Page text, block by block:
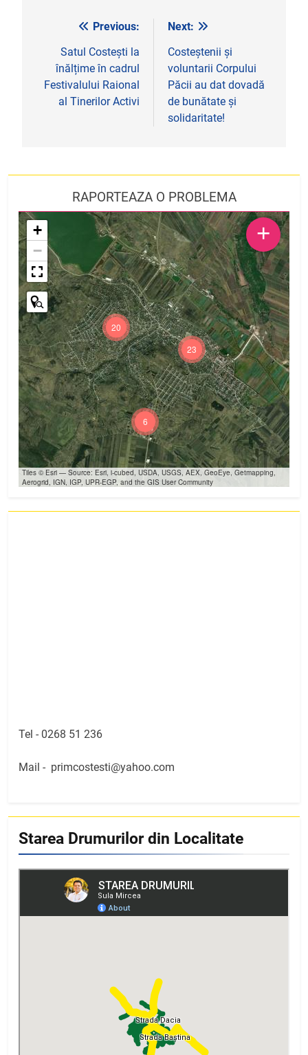
Navigare
articole
Previous:
Satul Costești la
înălțime în cadrul
Festivalului Raional
al Tinerilor Activi
Next:
Costeștenii și
voluntarii Corpului
Păcii au dat dovadă
de bunătate și
solidaritate!
RAPORTEAZA O PROBLEMA
23
20
6
+
−
Tiles © Esri — Source: Esri, i-cubed, USDA, USGS, AEX, GeoEye, Getmapping,
Aerogrid, IGN, IGP, UPR-EGP, and the GIS User Community
+
Tel - 0268 51 236
Mail - primcostesti@yahoo.com
Starea Drumurilor din Localitate